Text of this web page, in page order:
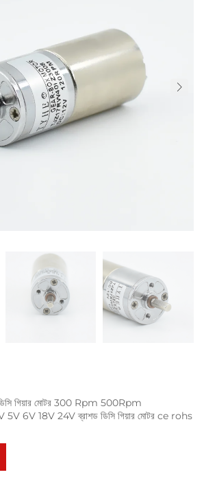
ডিসি গিয়ার মোটর 300 Rpm 500Rpm
6V 18V 24V ব্রাশড ডিসি গিয়ার মোটর ce rohs